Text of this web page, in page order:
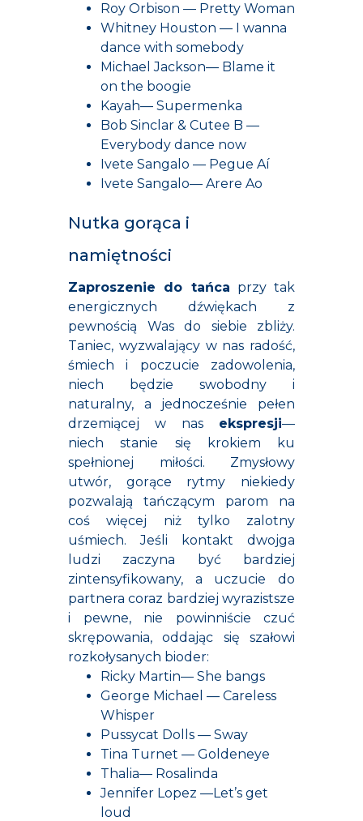
Roy Orbison — Pretty Woman
Whitney Houston — I wanna
dance with somebody
Michael Jackson— Blame it
on the boogie
Kayah— Supermenka
Bob Sinclar & Cutee B —
Everybody dance now
Ivete Sangalo — Pegue Aí
Ivete Sangalo— Arere Ao
Nutka gorąca i
namiętności
Zaproszenie do tańca przy tak
energicznych dźwiękach z
pewnością Was do siebie zbliży.
Taniec, wyzwalający w nas radość,
śmiech i poczucie zadowolenia,
niech będzie swobodny i
naturalny, a jednocześnie pełen
drzemiącej w nas ekspresji—
niech stanie się krokiem ku
spełnionej miłości. Zmysłowy
utwór, gorące rytmy niekiedy
pozwalają tańczącym parom na
coś więcej niż tylko zalotny
uśmiech. Jeśli kontakt dwojga
ludzi zaczyna być bardziej
zintensyfikowany, a uczucie do
partnera coraz bardziej wyrazistsze
i pewne, nie powinniście czuć
skrępowania, oddając się szałowi
rozkołysanych bioder:
Ricky Martin— She bangs
George Michael — Careless
Whisper
Pussycat Dolls — Sway
Tina Turnet — Goldeneye
Thalia— Rosalinda
Jennifer Lopez —Let’s get
loud